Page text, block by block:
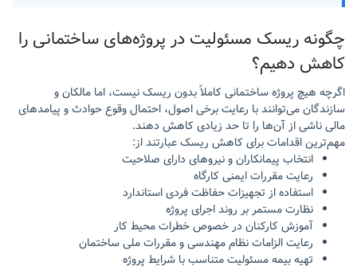
چگونه ریسک مسئولیت در پروژه‌های ساختمانی را
کاهش دهیم؟
اگرچه هیچ پروژه ساختمانی کاملاً بدون ریسک نیست، اما مالکان و
سازندگان می‌توانند با رعایت برخی اصول، احتمال وقوع حوادث و پیامدهای
مالی ناشی از آن‌ها را تا حد زیادی کاهش دهند.
مهم‌ترین اقدامات برای کاهش ریسک عبارتند از:
انتخاب پیمانکاران و نیروهای دارای صلاحیت
رعایت مقررات ایمنی کارگاه
استفاده از تجهیزات حفاظت فردی استاندارد
نظارت مستمر بر روند اجرای پروژه
آموزش کارکنان در خصوص خطرات محیط کار
رعایت الزامات نظام مهندسی و مقررات ملی ساختمان
تهیه بیمه مسئولیت متناسب با شرایط پروژه